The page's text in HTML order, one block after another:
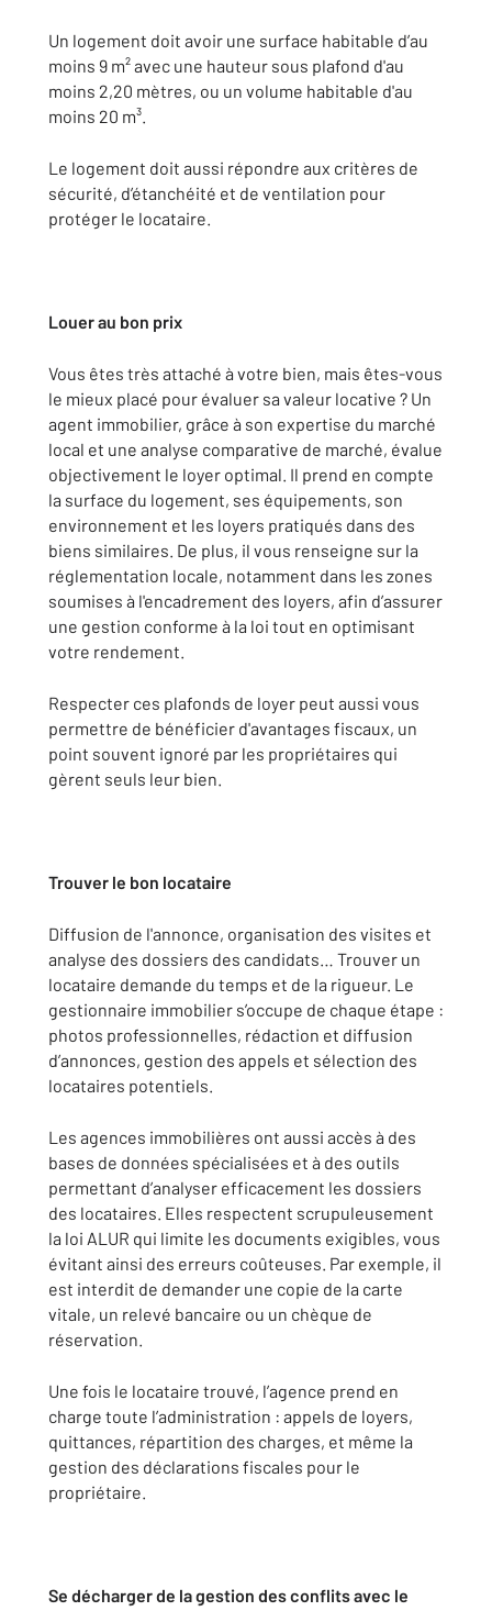
Un logement doit avoir une surface habitable d’au
moins 9 m² avec une hauteur sous plafond d'au
moins 2,20 mètres, ou un volume habitable d'au
moins 20 m³.
Le logement doit aussi répondre aux critères de
sécurité, d’étanchéité et de ventilation pour
protéger le locataire.
Louer au bon prix
Vous êtes très attaché à votre bien, mais êtes-vous
le mieux placé pour évaluer sa valeur locative ? Un
agent immobilier, grâce à son expertise du marché
local et une analyse comparative de marché, évalue
objectivement le loyer optimal. Il prend en compte
la surface du logement, ses équipements, son
environnement et les loyers pratiqués dans des
biens similaires. De plus, il vous renseigne sur la
réglementation locale, notamment dans les zones
soumises à l'encadrement des loyers, afin d’assurer
une gestion conforme à la loi tout en optimisant
votre rendement.
Respecter ces plafonds de loyer peut aussi vous
permettre de bénéficier d'avantages fiscaux, un
point souvent ignoré par les propriétaires qui
gèrent seuls leur bien.
Trouver le bon locataire
Diffusion de l'annonce, organisation des visites et
analyse des dossiers des candidats… Trouver un
locataire demande du temps et de la rigueur. Le
gestionnaire immobilier s’occupe de chaque étape :
photos professionnelles, rédaction et diffusion
d’annonces, gestion des appels et sélection des
locataires potentiels.
Les agences immobilières ont aussi accès à des
bases de données spécialisées et à des outils
permettant d’analyser efficacement les dossiers
des locataires. Elles respectent scrupuleusement
la loi ALUR qui limite les documents exigibles, vous
évitant ainsi des erreurs coûteuses. Par exemple, il
est interdit de demander une copie de la carte
vitale, un relevé bancaire ou un chèque de
réservation.
Une fois le locataire trouvé, l’agence prend en
charge toute l’administration : appels de loyers,
quittances, répartition des charges, et même la
gestion des déclarations fiscales pour le
propriétaire.
Se décharger de la gestion des conflits avec le